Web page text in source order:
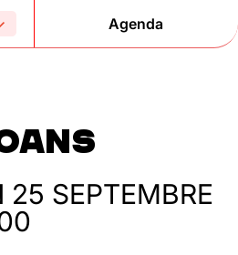
Agenda
25 SEPTEMBRE